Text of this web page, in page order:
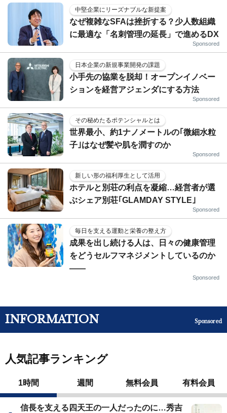
中堅企業にリーズナブルな新提案
なぜ複雑なSFAは挫折する？少人数組織
に最適な「名刺管理の延長」で進めるDX
Sponsored
日本企業の新規事業開発の課題
小手先の協業を脱却！オープンイノベー
ションを経営アジェンダにする方法
Sponsored
その秘めたるポテンシャルとは
世界最小、約1ナノメートルの｢微細水粒
子｣はなぜ髪や肌を潤すのか
Sponsored
新しい形の福利厚生として活用
ホテルと別荘の利点を凝縮…経営者が選
ぶシェア別荘｢GLAMDAY STYLE｣
Sponsored
毎日を支える運動と栄養の整え方
成果を出し続ける人は、日々の健康管理
をどうセルフマネジメントしているのか
——
Sponsored
INFORMATION Sponsored
人気記事ランキング
1時間 週間 無料会員 有料会員
信長を支える四天王の一人だったのに…秀吉